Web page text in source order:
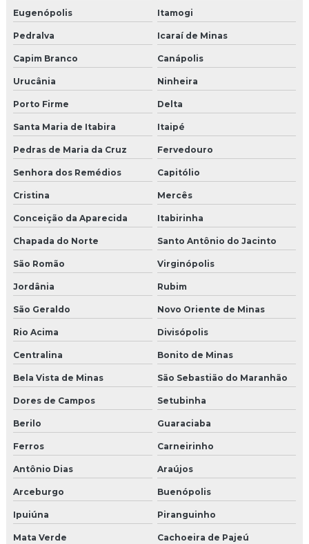
Eugenópolis Itamogi
Pedralva Icaraí de Minas
Capim Branco Canápolis
Urucânia Ninheira
Porto Firme Delta
Santa Maria de Itabira Itaipé
Pedras de Maria da Cruz Fervedouro
Senhora dos Remédios Capitólio
Cristina Mercês
Conceição da Aparecida Itabirinha
Chapada do Norte Santo Antônio do Jacinto
São Romão Virginópolis
Jordânia Rubim
São Geraldo Novo Oriente de Minas
Rio Acima Divisópolis
Centralina Bonito de Minas
Bela Vista de Minas São Sebastião do Maranhão
Dores de Campos Setubinha
Berilo Guaraciaba
Ferros Carneirinho
Antônio Dias Araújos
Arceburgo Buenópolis
Ipuiúna Piranguinho
Mata Verde Cachoeira de Pajeú